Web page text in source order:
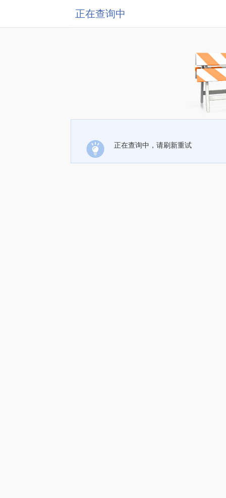
正在查询中
正在查询中，请刷新重试